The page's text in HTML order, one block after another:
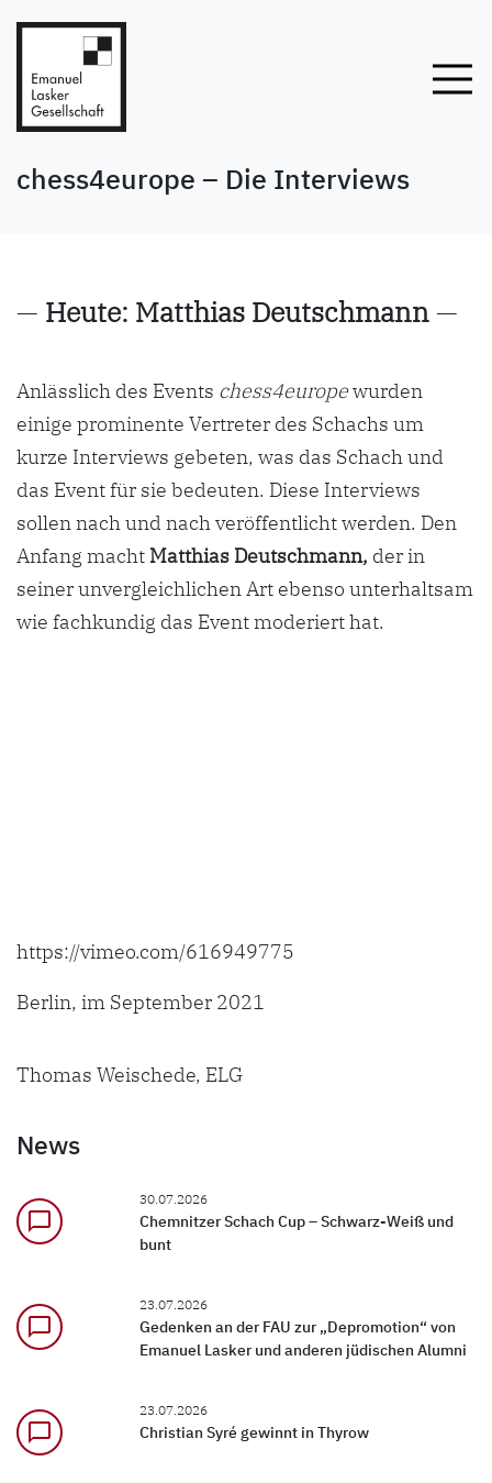
chess4europe – Die Interviews
— Heute: Matthias Deutschmann—
Anlässlich des Events chess4europewurden
einige prominente Vertreter des Schachs um
kurze Interviews gebeten, was das Schach und
das Event für sie bedeuten. Diese Interviews
sollen nach und nach veröffentlicht werden. Den
Anfang macht Matthias Deutschmann, der in
seiner unvergleichlichen Art ebenso unterhaltsam
wie fachkundig das Event moderiert hat.
https://vimeo.com/616949775
Berlin, im September 2021
Thomas Weischede, ELG
News
chat_bubble_outline
30.07.2026
Chemnitzer Schach Cup – Schwarz-Weiß und
bunt
chat_bubble_outline
23.07.2026
Gedenken an der FAU zur „Depromotion“ von
Emanuel Lasker und anderen jüdischen Alumni
chat_bubble_outline
23.07.2026
Christian Syré gewinnt in Thyrow